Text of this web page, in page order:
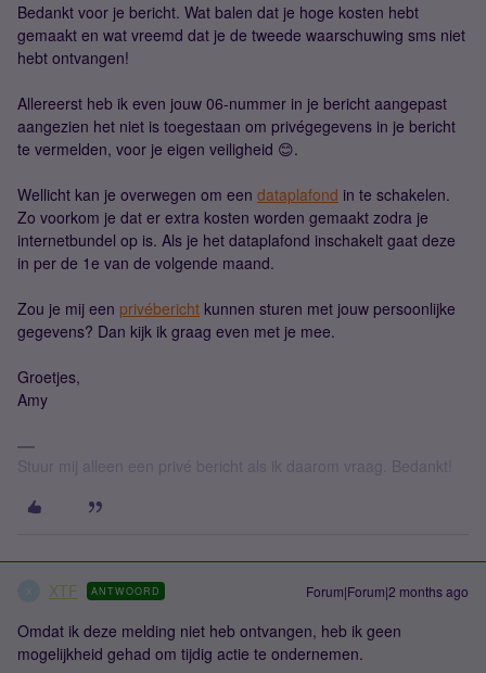
Bedankt voor je bericht. Wat balen dat je hoge kosten hebt
gemaakt en wat vreemd dat je de tweede waarschuwing sms niet
hebt ontvangen!
Allereerst heb ik even jouw 06-nummer in je bericht aangepast
aangezien het niet is toegestaan om privégegevens in je bericht
te vermelden, voor je eigen veiligheid 😊.
Wellicht kan je overwegen om een dataplafond in te schakelen.
Zo voorkom je dat er extra kosten worden gemaakt zodra je
internetbundel op is. Als je het dataplafond inschakelt gaat deze
in per de 1e van de volgende maand.
Zou je mij een privébericht kunnen sturen met jouw persoonlijke
gegevens? Dan kijk ik graag even met je mee.
Groetjes,
Amy
Stuur mij alleen een privé bericht als ik daarom vraag. Bedankt!
XTF ANTWOORD Forum|Forum|2 months ago
Omdat ik deze melding niet heb ontvangen, heb ik geen
mogelijkheid gehad om tijdig actie te ondernemen.